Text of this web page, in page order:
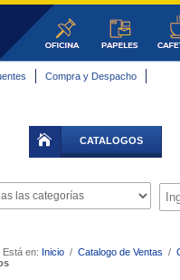
Compra y Despacho
CATALOGOS
Está en: Inicio / Catalogo de Ventas /